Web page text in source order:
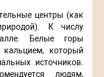
центры (как
К числу
Белые горы
кальцием, который
источников.
людям,